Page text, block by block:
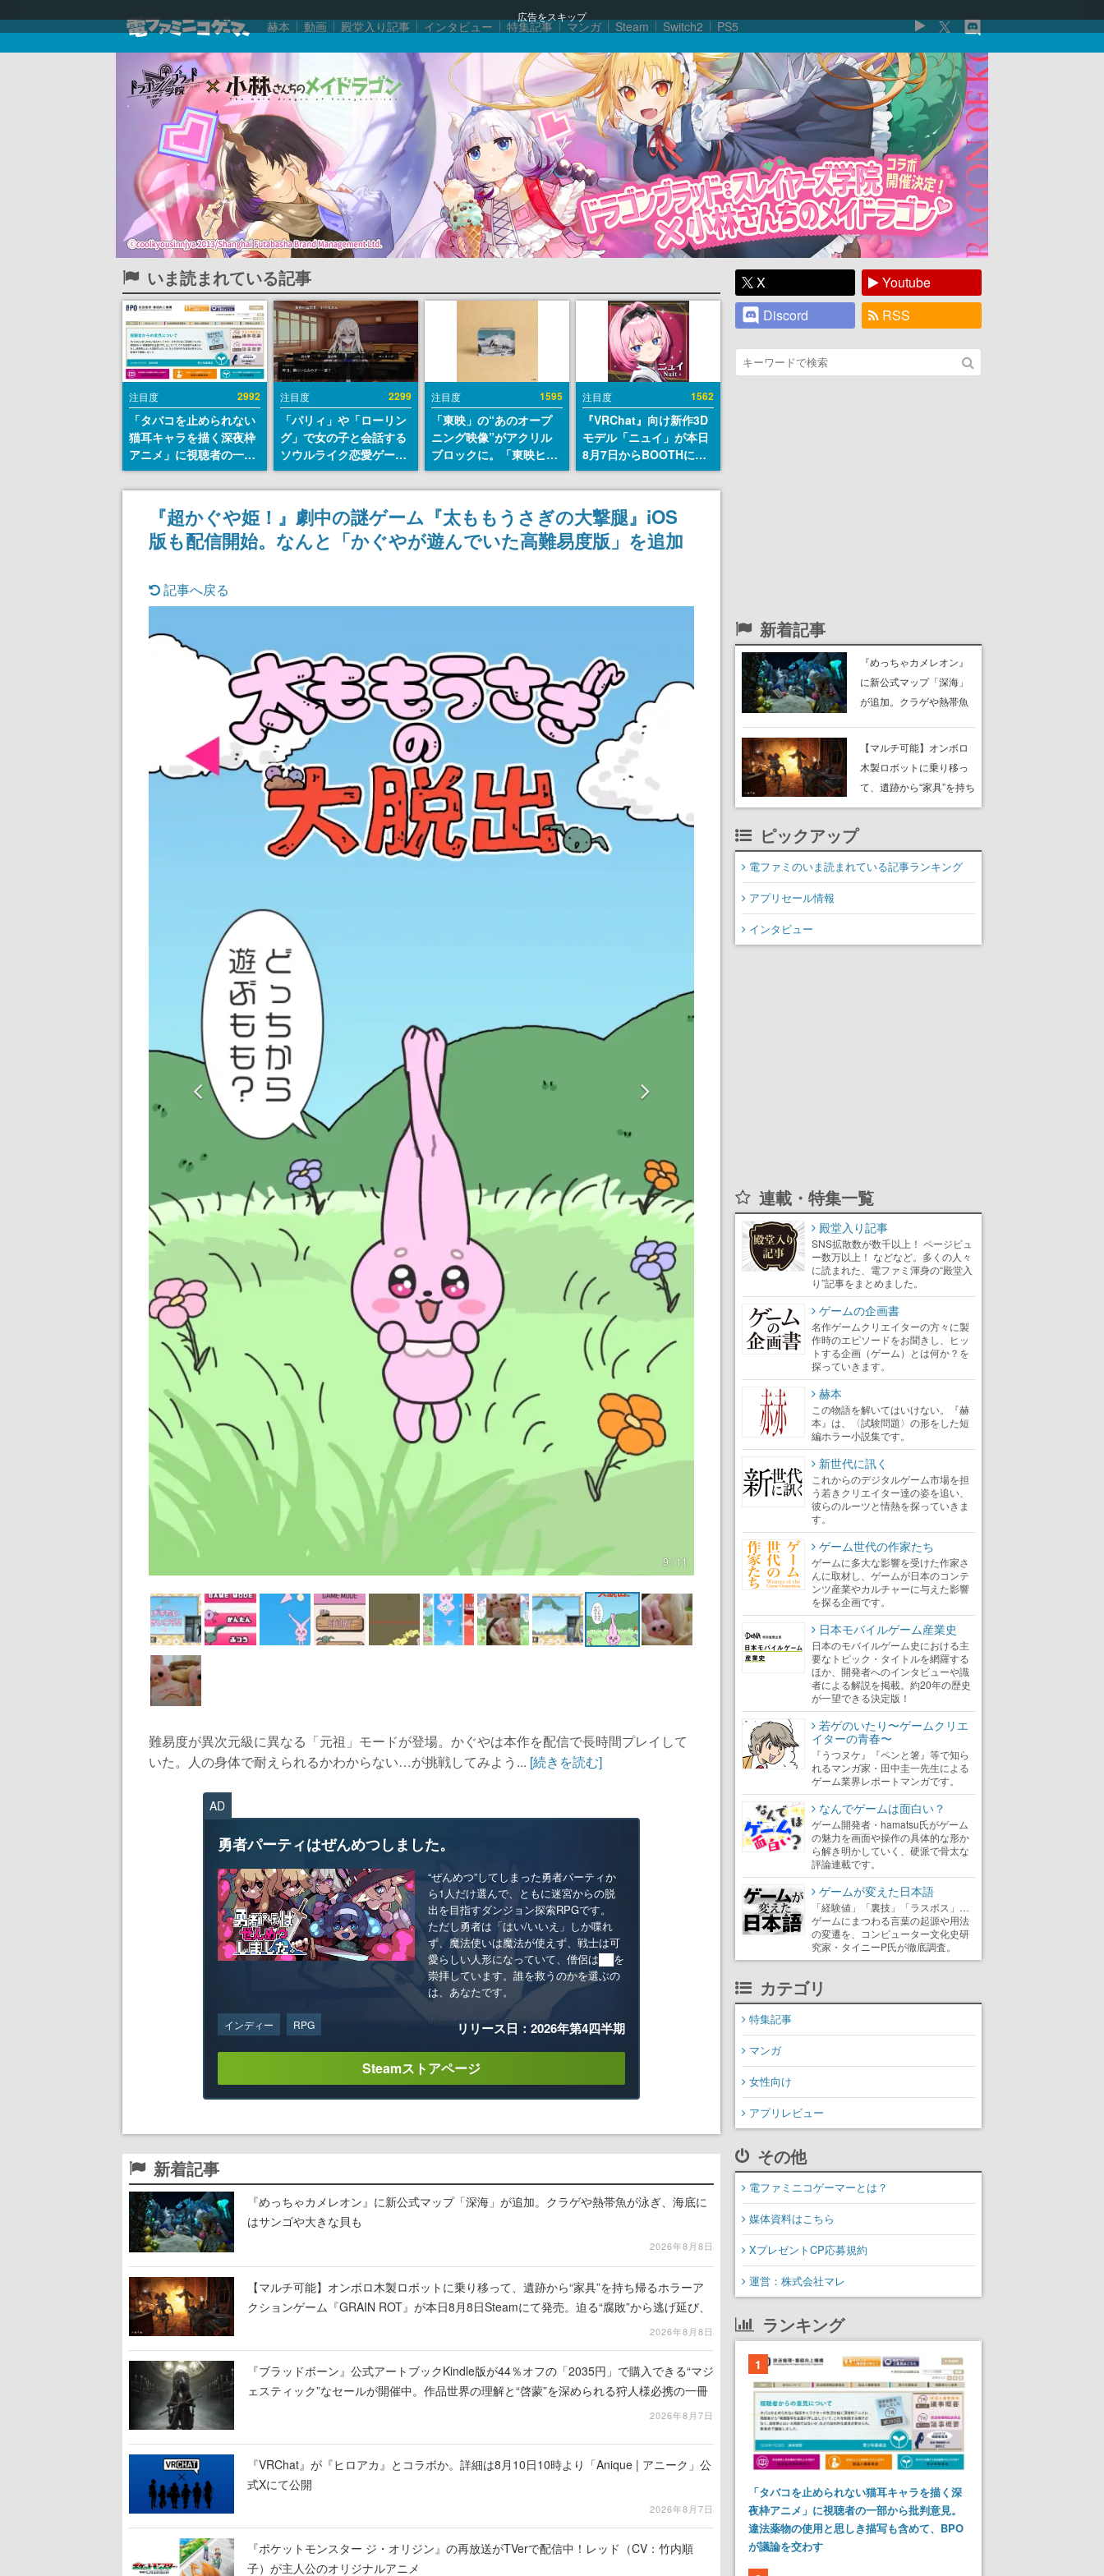
広告をスキップ
赫本 動画 殿堂入り記事 インタビュー 特集記事 マンガ Steam Switch2 PS5
いま読まれている記事
注目度 2992
「タバコを止められない
猫耳キャラを描く深夜枠
アニメ」に視聴者の一部
から批判意見。違法薬物
の使用と思しき描写も含
めて、BPOが議論を交わ
注目度 2299
「パリィ」や「ローリン
グ」で女の子と会話する
ソウルライク恋愛ゲーム
『小早川さんはソウルラ
イク』無料公開。返事に
失敗すると「YOU
DIED」
注目度 1595
「東映」の“あのオープ
ニング映像”がアクリル
ブロックに。「東映ヒス
トリカル グッズコレクシ
ョン」が8月下旬より発
売
注目度 1562
『VRChat』向け新作3D
モデル「ニュイ」が本日
8月7日からBOOTHにて
発売。瞳に光る星や感情
豊かな表情が、小悪魔か
わいい
『超かぐや姫！』劇中の謎ゲーム『太ももうさぎの大撃腿』iOS
版も配信開始。なんと「かぐやが遊んでいた高難易度版」を追加
記事へ戻る
9 / 11
難易度が異次元級に異なる「元祖」モードが登場。かぐやは本作を配信で長時間プレイして
いた。人の身体で耐えられるかわからない…が挑戦してみよう... [続きを読む]
AD
勇者パーティはぜんめつしました。
“ぜんめつ”してしまった勇者パーティか
ら1人だけ選んで、ともに迷宮からの脱
出を目指すダンジョン探索RPGです。
ただし勇者は「はい/いいえ」しか喋れ
ず、魔法使いは魔法が使えず、戦士は可
愛らしい人形になっていて、僧侶は██を
崇拝しています。誰を救うのかを選ぶの
は、あなたです。
インディー RPG リリース日：2026年第4四半期
Steamストアページ
新着記事
『めっちゃカメレオン』に新公式マップ「深海」が追加。クラゲや熱帯魚が泳ぎ、海底に
はサンゴや大きな貝も
2026年8月8日
【マルチ可能】オンボロ木製ロボットに乗り移って、遺跡から“家具”を持ち帰るホラーア
クションゲーム『GRAIN ROT』が本日8月8日Steamにて発売。迫る“腐敗”から逃げ延び、
2026年8月8日
『ブラッドボーン』公式アートブックKindle版が44％オフの「2035円」で購入できる“マジ
ェスティック”なセールが開催中。作品世界の理解と“啓蒙”を深められる狩人様必携の一冊
2026年8月7日
『VRChat』が『ヒロアカ』とコラボか。詳細は8月10日10時より「Anique | アニーク」公
式Xにて公開
2026年8月7日
『ポケットモンスター ジ・オリジン』の再放送がTVerで配信中！レッド（CV：竹内順
子）が主人公のオリジナルアニメ
X
Youtube
Discord
RSS
新着記事
『めっちゃカメレオン』
に新公式マップ「深海」
が追加。クラゲや熱帯魚
や大きな貝も
【マルチ可能】オンボロ
木製ロボットに乗り移っ
て、遺跡から“家具”を持ち
帰るホラーアクションゲ
売。迫る“腐敗”から逃げ延
び、持ち帰った家具で基
ピックアップ
電ファミのいま読まれている記事ランキング
アプリセール情報
インタビュー
連載・特集一覧
殿堂入り記事
SNS拡散数が数千以上！ ページビュ
ー数万以上！ などなど。多くの人々
に読まれた、電ファミ渾身の“殿堂入
り”記事をまとめました。
ゲームの企画書
名作ゲームクリエイターの方々に製
作時のエピソードをお聞きし、ヒッ
トする企画（ゲーム）とは何か？を
探っていきます。
赫本
この物語を解いてはいけない。『赫
本』は、〈試験問題〉の形をした短
編ホラー小説集です。
新世代に訊く
これからのデジタルゲーム市場を担
う若きクリエイター達の姿を追い、
彼らのルーツと情熱を探っていきま
す。
ゲーム世代の作家たち
ゲームに多大な影響を受けた作家さ
んに取材し、ゲームが日本のコンテ
ンツ産業やカルチャーに与えた影響
を探る企画です。
日本モバイルゲーム産業史
日本のモバイルゲーム史における主
要なトピック・タイトルを網羅する
ほか、開発者へのインタビューや識
者による解説を掲載。約20年の歴史
が一望できる決定版！
若ゲのいたり〜ゲームクリエ
イターの青春〜
『うつヌケ』『ペンと箸』等で知ら
れるマンガ家・田中圭一先生による
ゲーム業界レポートマンガです。
なんでゲームは面白い？
ゲーム開発者・hamatsu氏がゲーム
の魅力を画面や操作の具体的な形か
ら解き明かしていく、硬派で骨太な
評論連載です。
ゲームが変えた日本語
「経験値」「裏技」「ラスボス」…
ゲームにまつわる言葉の起源や用法
の変遷を、コンピューター文化史研
究家・タイニーP氏が徹底調査。
カテゴリ
特集記事
マンガ
女性向け
アプリレビュー
その他
電ファミニコゲーマーとは？
媒体資料はこちら
XプレゼントCP応募規約
運営：株式会社マレ
ランキング
1
「タバコを止められない猫耳キャラを描く深
夜枠アニメ」に視聴者の一部から批判意見。
違法薬物の使用と思しき描写も含めて、BPO
が議論を交わす